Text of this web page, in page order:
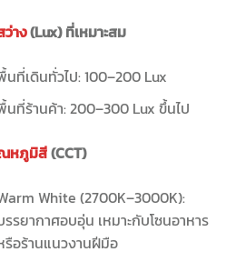
าง(Lux)ที่เหมาะสม
นที่เดินทั่วไป: 100–200 Lux
นที่ร้านค้า: 200–300 Lux ขึ้นไป
หภูมิสี(CCT)
White (2700K–3000K):
รรยากาศอบอุ่น เหมาะกับโซนอาหาร
รือร้านแนวงานฝีมือ